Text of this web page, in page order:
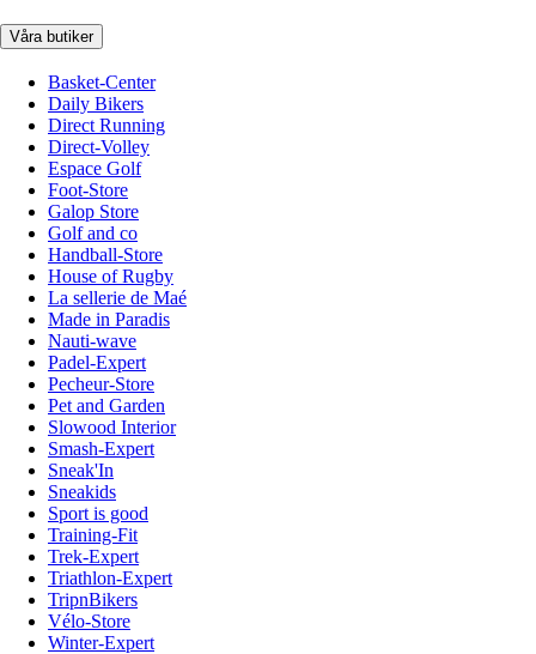
Våra butiker
Basket-Center
Daily Bikers
Direct Running
Direct-Volley
Espace Golf
Foot-Store
Galop Store
Golf and co
Handball-Store
House of Rugby
La sellerie de Maé
Made in Paradis
Nauti-wave
Padel-Expert
Pecheur-Store
Pet and Garden
Slowood Interior
Smash-Expert
Sneak'In
Sneakids
Sport is good
Training-Fit
Trek-Expert
Triathlon-Expert
TripnBikers
Vélo-Store
Winter-Expert